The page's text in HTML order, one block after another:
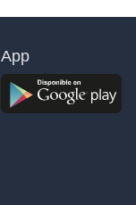
App